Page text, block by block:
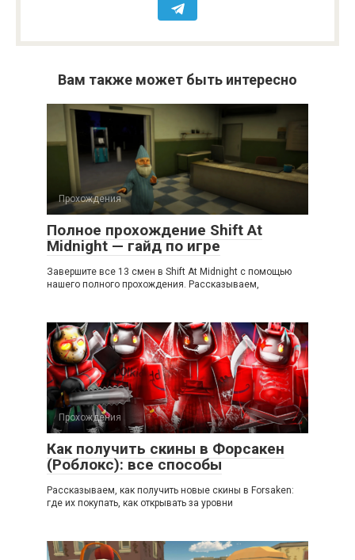
Вам также может быть интересно
Прохождения
Полное прохождение Shift At
Midnight — гайд по игре
Завершите все 13 смен в Shift At Midnight с помощью
нашего полного прохождения. Рассказываем,
Прохождения
Как получить скины в Форсакен
(Роблокс): все способы
Рассказываем, как получить новые скины в Forsaken:
где их покупать, как открывать за уровни